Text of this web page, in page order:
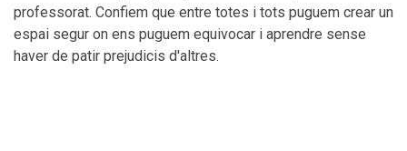
professorat. Confiem que entre totes i tots puguem crear un
espai segur on ens puguem equivocar i aprendre sense
haver de patir prejudicis d'altres.